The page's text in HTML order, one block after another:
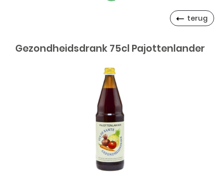
terug
Gezondheidsdrank 75cl Pajottenlander